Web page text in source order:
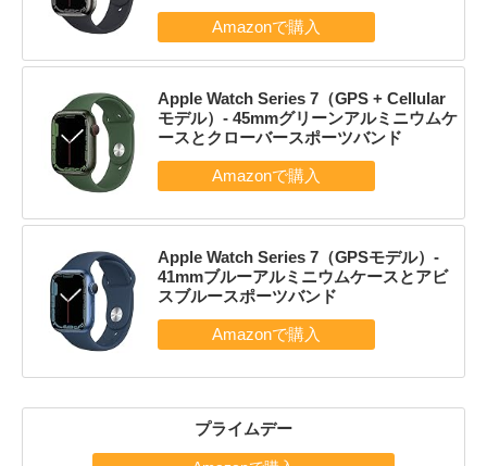
Apple Watch Series 7（GPS + Cellular
モデル）- 45mmグリーンアルミニウムケ
ースとクローバースポーツバンド
Apple Watch Series 7（GPSモデル）-
41mmブルーアルミニウムケースとアビ
スブルースポーツバンド
プライムデー